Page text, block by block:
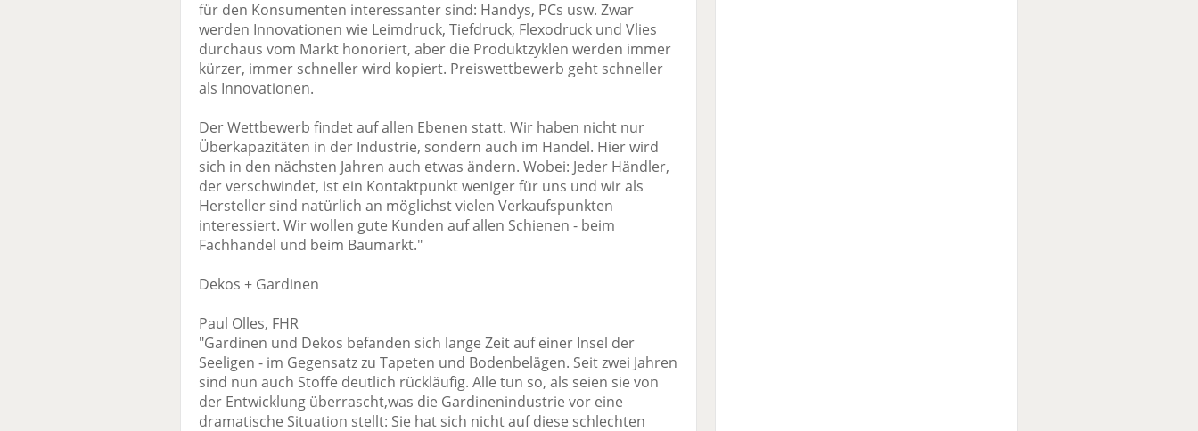
für den Konsumenten interessanter sind: Handys, PCs usw. Zwar
werden Innovationen wie Leimdruck, Tiefdruck, Flexodruck und Vlies
durchaus vom Markt honoriert, aber die Produktzyklen werden immer
kürzer, immer schneller wird kopiert. Preiswettbewerb geht schneller
als Innovationen.
Der Wettbewerb findet auf allen Ebenen statt. Wir haben nicht nur
Überkapazitäten in der Industrie, sondern auch im Handel. Hier wird
sich in den nächsten Jahren auch etwas ändern. Wobei: Jeder Händler,
der verschwindet, ist ein Kontaktpunkt weniger für uns und wir als
Hersteller sind natürlich an möglichst vielen Verkaufspunkten
interessiert. Wir wollen gute Kunden auf allen Schienen - beim
Fachhandel und beim Baumarkt."
Dekos + Gardinen
Paul Olles, FHR
"Gardinen und Dekos befanden sich lange Zeit auf einer Insel der
Seeligen - im Gegensatz zu Tapeten und Bodenbelägen. Seit zwei Jahren
sind nun auch Stoffe deutlich rückläufig. Alle tun so, als seien sie von
der Entwicklung überrascht,was die Gardinenindustrie vor eine
dramatische Situation stellt: Sie hat sich nicht auf diese schlechten